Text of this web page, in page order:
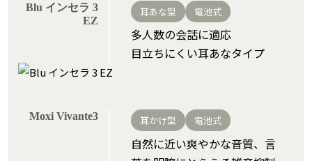
Blu インセラ 3
EZ
耳あな型 電池式
多人数の会話に適応
目立ちにくい耳あなタイプ
Moxi Vivante3 耳かけ型 電池式
自然に近い爽やかな音質、言